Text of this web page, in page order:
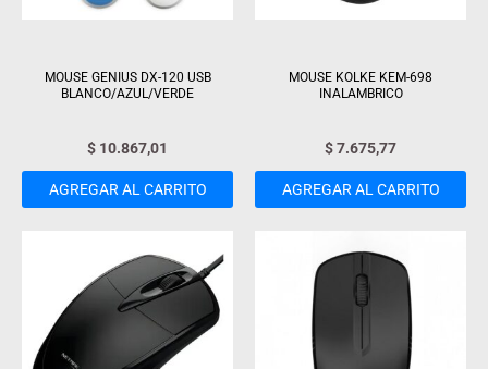
MOUSE GENIUS DX-120 USB
BLANCO/AZUL/VERDE
$ 10.867,01
AGREGAR AL CARRITO
MOUSE KOLKE KEM-698
INALAMBRICO
$7.675,77
AGREGAR AL CARRITO